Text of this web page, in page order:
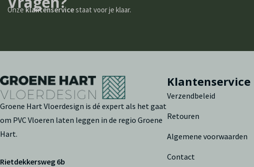
Onzeklantenservicestaat voor je klaar.
Groene Hart Vloerdesign is dé expert als het gaat
om PVC Vloeren laten leggen in de regio Groene
Hart.
Rietdekkersweg 6b
Klantenservice
Verzendbeleid
Retouren
Algemene voorwaarden
Contact